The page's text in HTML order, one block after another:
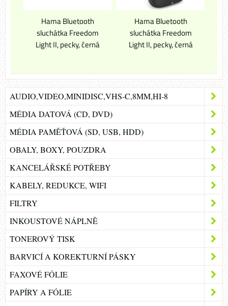
Hama Bluetooth
sluchátka Freedom
Light II, pecky, černá
Hama Bluetooth
sluchátka Freedom
Light II, pecky, černá
AUDIO,VIDEO,MINIDISC,VHS-C,8MM,HI-8
MÉDIA DATOVÁ (CD, DVD)
MÉDIA PAMĚŤOVÁ (SD, USB, HDD)
OBALY, BOXY, POUZDRA
KANCELÁŘSKÉ POTŘEBY
KABELY, REDUKCE, WIFI
FILTRY
INKOUSTOVÉ NÁPLNĚ
TONEROVÝ TISK
BARVICÍ A KOREKTURNÍ PÁSKY
FAXOVÉ FÓLIE
PAPÍRY A FÓLIE